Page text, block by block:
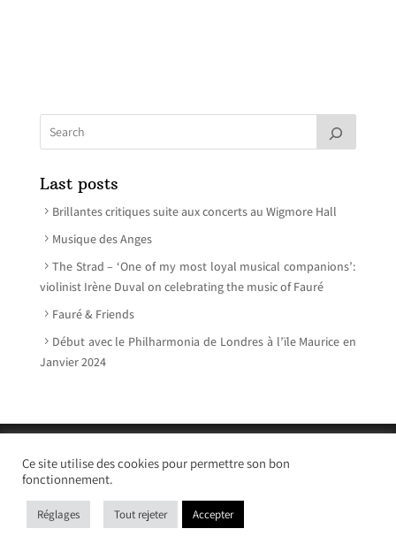
Last posts
Brillantes critiques suite aux concerts au Wigmore Hall
Musique des Anges
The Strad – ‘One of my most loyal musical companions’:
violinist Irène Duval on celebrating the music of Fauré
Fauré & Friends
Début avec le Philharmonia de Londres à l’ïle Maurice en
Janvier 2024
Webdesign : Just’in Créations
Ce site utilise des cookies pour permettre son bon
fonctionnement.
Réglages Tout rejeter Accepter